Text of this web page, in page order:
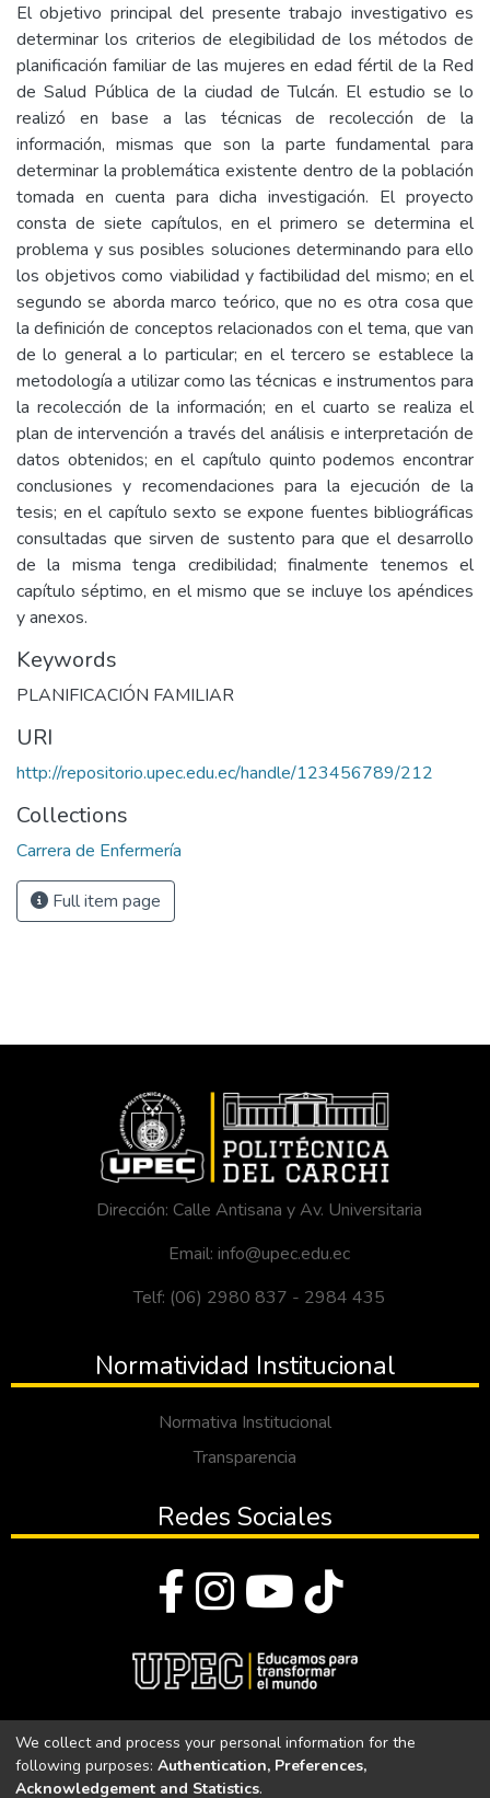
El objetivo principal del presente trabajo investigativo es
determinar los criterios de elegibilidad de los métodos de
planificación familiar de las mujeres en edad fértil de la Red
de Salud Pública de la ciudad de Tulcán. El estudio se lo
realizó en base a las técnicas de recolección de la
información, mismas que son la parte fundamental para
determinar la problemática existente dentro de la población
tomada en cuenta para dicha investigación. El proyecto
consta de siete capítulos, en el primero se determina el
problema y sus posibles soluciones determinando para ello
los objetivos como viabilidad y factibilidad del mismo; en el
segundo se aborda marco teórico, que no es otra cosa que
la definición de conceptos relacionados con el tema, que van
de lo general a lo particular; en el tercero se establece la
metodología a utilizar como las técnicas e instrumentos para
la recolección de la información; en el cuarto se realiza el
plan de intervención a través del análisis e interpretación de
datos obtenidos; en el capítulo quinto podemos encontrar
conclusiones y recomendaciones para la ejecución de la
tesis; en el capítulo sexto se expone fuentes bibliográficas
consultadas que sirven de sustento para que el desarrollo
de la misma tenga credibilidad; finalmente tenemos el
capítulo séptimo, en el mismo que se incluye los apéndices
y anexos.
Keywords
PLANIFICACIÓN FAMILIAR
URI
http://repositorio.upec.edu.ec/handle/123456789/212
Collections
Carrera de Enfermería
Full item page
Dirección: Calle Antisana y Av. Universitaria
Email: info@upec.edu.ec
Telf: (06) 2980 837 - 2984 435
Normatividad Institucional
Normativa Institucional
Transparencia
Redes Sociales
Universidad Politécnica Estatal del Carchi
We collect and process your personal information for the
following purposes: Authentication, Preferences,
Acknowledgement and Statistics.